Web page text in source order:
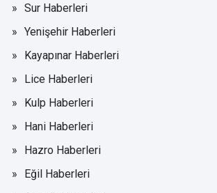
Sur Haberleri
Yenişehir Haberleri
Kayapınar Haberleri
Lice Haberleri
Kulp Haberleri
Hani Haberleri
Hazro Haberleri
Eğil Haberleri